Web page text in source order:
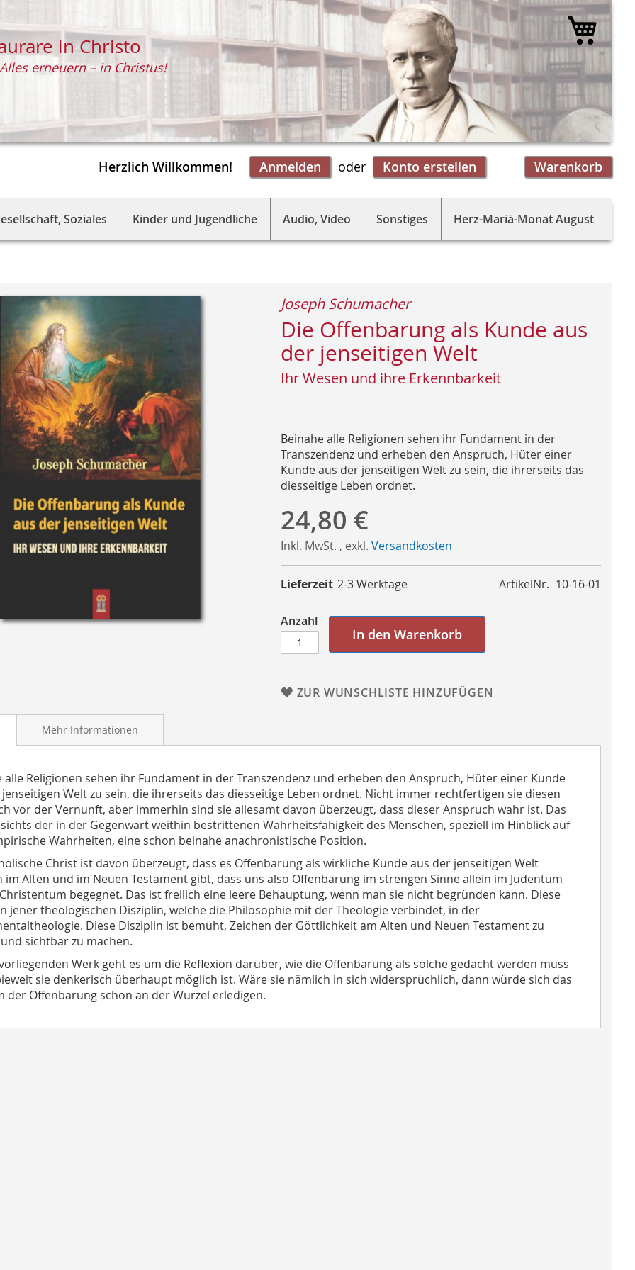
Herzlich Willkommen! Anmelden Warenkorb
Konto erstellen
in Christo
Alles erneuern – in Christus!
Mein
Soziales Kinder und Jugendliche Audio, Video Sonstiges Herz-Mariä-Monat August
Die Offenbarung als Kunde aus
der jenseitigen Welt
Ihr Wesen und ihre Erkennbarkeit
Joseph Schumacher
Beinahe alle Religionen sehen ihr Fundament in der
Transzendenz und erheben den Anspruch, Hüter einer
Kunde aus der jenseitigen Welt zu sein, die ihrerseits das
diesseitige Leben ordnet.
24,80 €
Inkl. MwSt. , exkl. Versandkosten
ArtikelNr. 10-16-01
Lieferzeit 2-3 Werktage
Anzahl
In den Warenkorb
ZUR WUNSCHLISTE HINZUFÜGEN
alle Religionen sehen ihr Fundament in der Transzendenz und erheben den Anspruch, Hüter einer Kunde
Welt zu sein, die ihrerseits das diesseitige Leben ordnet. Nicht immer rechtfertigen sie diesen
vor der Vernunft, aber immerhin sind sie allesamt davon überzeugt, dass dieser Anspruch wahr ist. Das
der in der Gegenwart weithin bestrittenen Wahrheitsfähigkeit des Menschen, speziell im Hinblick auf
Wahrheiten, eine schon beinahe anachronistische Position.
Christ ist davon überzeugt, dass es Offenbarung als wirkliche Kunde aus der jenseitigen Welt
im Alten und im Neuen Testament gibt, dass uns also Offenbarung im strengen Sinne allein im Judentum
begegnet. Das ist freilich eine leere Behauptung, wenn man sie nicht begründen kann. Diese
jener theologischen Disziplin, welche die Philosophie mit der Theologie verbindet, in der
Diese Disziplin ist bemüht, Zeichen der Göttlichkeit am Alten und Neuen Testament zu
sichtbar zu machen.
Werk geht es um die Reflexion darüber, wie die Offenbarung als solche gedacht werden muss
sie denkerisch überhaupt möglich ist. Wäre sie nämlich in sich widersprüchlich, dann würde sich das
der Offenbarung schon an der Wurzel erledigen.
Mehr Informationen